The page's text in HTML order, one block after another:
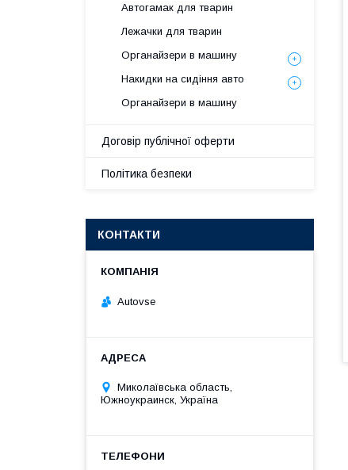
Автогамак для тварин
Лежачки для тварин
Органайзери в машину
Накидки на сидіння авто
Органайзери в машину
Договір публічної оферти
Політика безпеки
КОНТАКТИ
Autovse
Миколаївська область,
Южноукраинск, Україна